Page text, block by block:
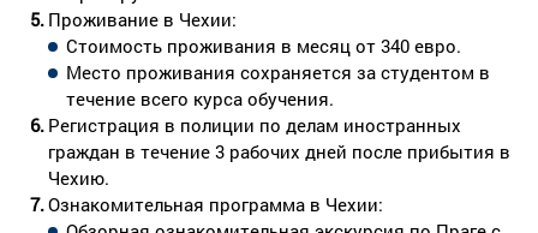
Проживание в Чехии:
Стоимость проживания в месяц от 340 евро.
Место проживания сохраняется за студентом в
течение всего курса обучения.
Регистрация в полиции по делам иностранных
граждан в течение 3 рабочих дней после прибытия в
Чехию.
Ознакомительная программа в Чехии: